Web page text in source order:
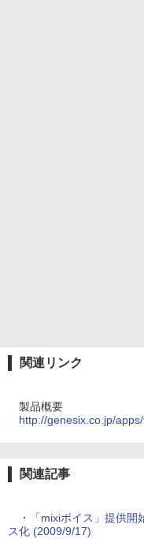
関連リンク
製品概要
http://genesix.co.jp/
関連記事
・
「mixiボイス」提供
ス化 (2009/9/17)